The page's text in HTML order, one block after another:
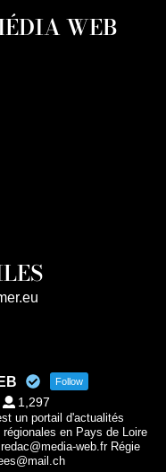
WEB
Follow
1,297
un portail d'actualités
en Pays de Loire
web.fr Régie